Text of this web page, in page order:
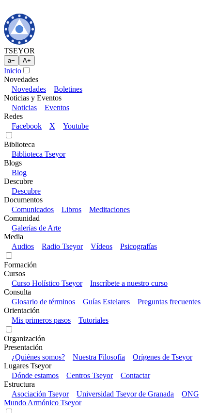
TSEYOR
a− A+
Inicio
Novedades
Novedades
Boletines
Noticias y Eventos
Noticias
Eventos
Redes
Facebook
X Youtube
Biblioteca
Biblioteca Tseyor
Blogs
Blog
Descubre
Descubre
Documentos
Comunicados
Libros
Meditaciones
Comunidad
Galerías de Arte
Media
Audios
Radio Tseyor Vídeos Psicografías
Formación
Cursos
Curso Holístico Tseyor
Inscríbete a nuestro curso
Consulta
Glosario de términos
Guías Estelares
Preguntas frecuentes
Orientación
Mis primeros pasos
Tutoriales
Organización
Presentación
¿Quiénes somos?
Nuestra Filosofía
Orígenes de Tseyor
Lugares Tseyor
Dónde estamos
Centros Tseyor
Contactar
Estructura
Asociación Tseyor
Universidad Tseyor de Granada
ONG
Mundo Armónico Tseyor